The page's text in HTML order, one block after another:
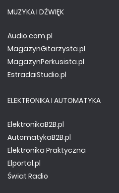
MUZYKA I DŹWIĘK
Audio.com.pl
MagazynGitarzysta.pl
MagazynPerkusista.pl
EstradaiStudio.pl
ELEKTRONIKA I AUTOMATYKA
ElektronikaB2B.pl
AutomatykaB2B.pl
Elektronika Praktyczna
Elportal.pl
Świat Radio